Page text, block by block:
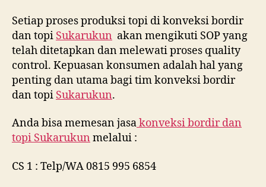
Setiap proses produksi topi di konveksi bordir
dan topi Sukarukun akan mengikuti SOP yang
telah ditetapkan dan melewati proses quality
control. Kepuasan konsumen adalah hal yang
penting dan utama bagi tim konveksi bordir
dan topi Sukarukun.
Anda bisa memesan jasakonveksi bordir dan
topi Sukarukun melalui :
CS 1 : Telp/WA 0815 995 6854